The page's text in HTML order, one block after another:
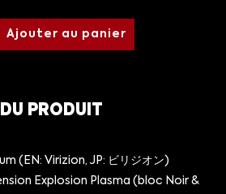
Ajouter au panier
PRODUIT
(EN: Virizion, JP: ビリジオン)
Explosion Plasma (bloc Noir &